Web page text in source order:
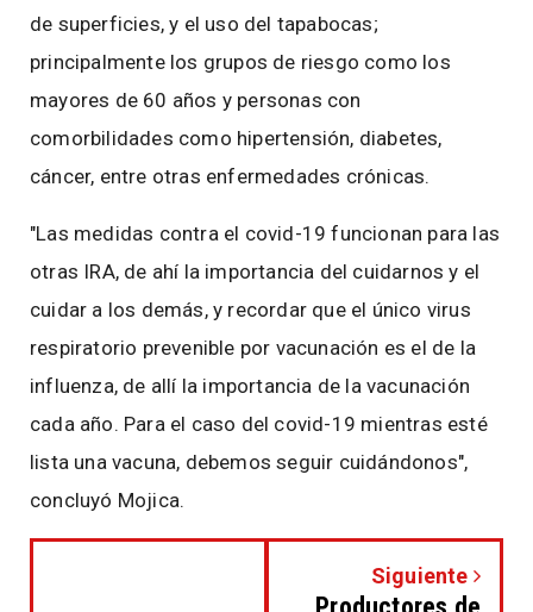
de superficies, y el uso del tapabocas;
principalmente los grupos de riesgo como los
mayores de 60 años y personas con
comorbilidades como hipertensión, diabetes,
cáncer, entre otras enfermedades crónicas.
"Las medidas contra el covid-19 funcionan para las
otras IRA, de ahí la importancia del cuidarnos y el
cuidar a los demás, y recordar que el único virus
respiratorio prevenible por vacunación es el de la
influenza, de allí la importancia de la vacunación
cada año. Para el caso del covid-19 mientras esté
lista una vacuna, debemos seguir cuidándonos",
concluyó Mojica.
Siguiente